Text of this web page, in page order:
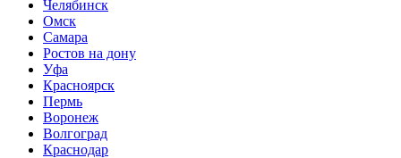
Челябинск
Омск
Самара
Ростов на дону
Уфа
Красноярск
Пермь
Воронеж
Волгоград
Краснодар